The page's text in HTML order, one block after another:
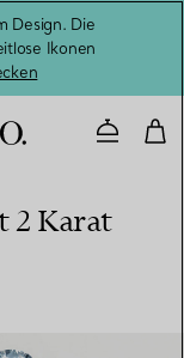
Design. Die
Ikonen
2 Karat